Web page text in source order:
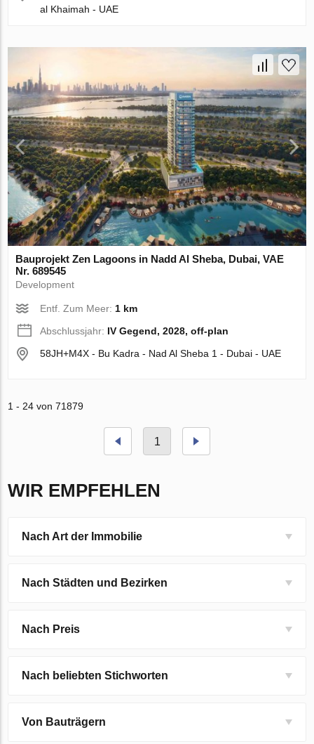
al Khaimah - UAE
Bauprojekt Zen Lagoons in Nadd Al Sheba, Dubai, VAE
Nr. 689545
Development
Entf. Zum Meer:1 km
Abschlussjahr: IV Gegend, 2028, off-plan
58JH+M4X - Bu Kadra - Nad Al Sheba 1 - Dubai - UAE
1 - 24 von 71879
1
WIR EMPFEHLEN
Nach Art der Immobilie
Nach Städten und Bezirken
Nach Preis
Nach beliebten Stichworten
Von Bauträgern